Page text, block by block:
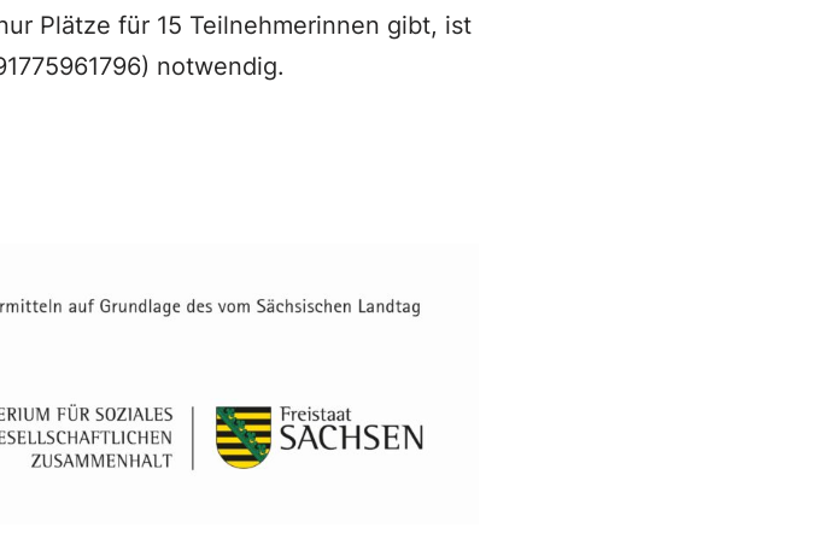
Plätze für 15 Teilnehmerinnen gibt, ist
notwendig.